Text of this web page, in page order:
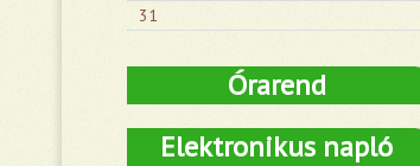
31
Órarend
Elektronikus napló